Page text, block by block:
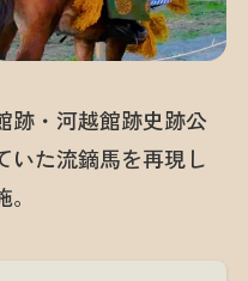
跡・河越館跡史跡公
いた流鏑馬を再現し